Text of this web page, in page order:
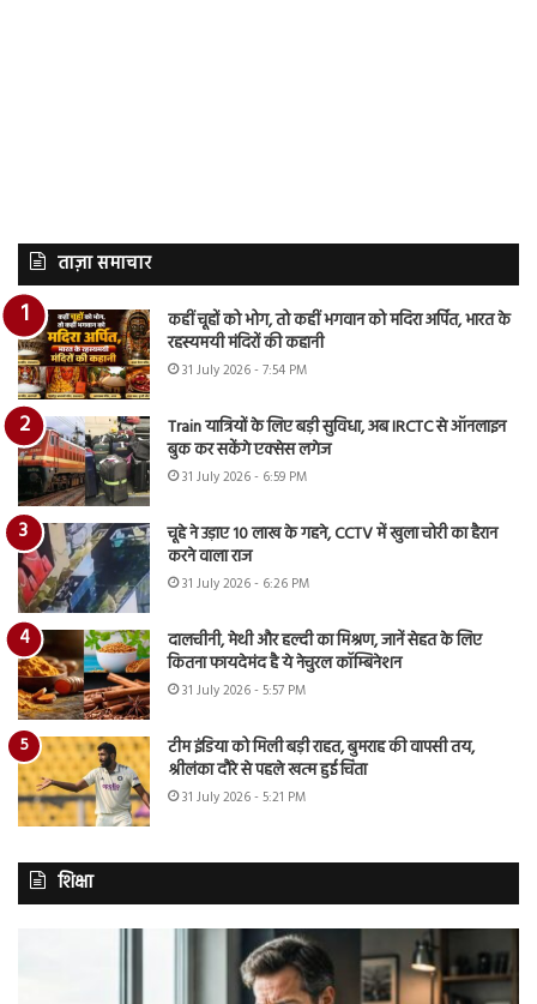
ताज़ा समाचार
कहीं चूहों को भोग, तो कहीं भगवान को मदिरा अर्पित, भारत के
रहस्यमयी मंदिरों की कहानी
31 July 2026 - 7:54 PM
Train यात्रियों के लिए बड़ी सुविधा, अब IRCTC से ऑनलाइन
बुक कर सकेंगे एक्सेस लगेज
31 July 2026 - 6:59 PM
चूहे ने उड़ाए 10 लाख के गहने, CCTV में खुला चोरी का हैरान
करने वाला राज
31 July 2026 - 6:26 PM
दालचीनी, मेथी और हल्दी का मिश्रण, जानें सेहत के लिए
कितना फायदेमंद है ये नेचुरल कॉम्बिनेशन
31 July 2026 - 5:57 PM
टीम इंडिया को मिली बड़ी राहत, बुमराह की वापसी तय,
श्रीलंका दौरे से पहले खत्म हुई चिंता
31 July 2026 - 5:21 PM
शिक्षा